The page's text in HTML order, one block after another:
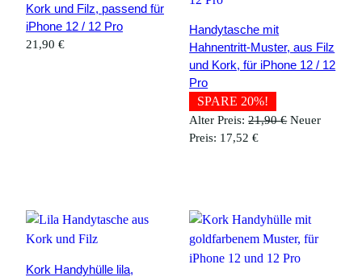
Kork und Filz, passend für
iPhone 12 / 12 Pro
21,90 €
Handytasche mit
Hahnentritt-Muster, aus Filz
und Kork, für iPhone 12 / 12
Pro
SPARE 20%!
Alter Preis: 21,90€ Neuer
Preis: 17,52€Aktueller
Kork Handyhülle lila,